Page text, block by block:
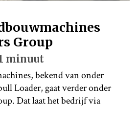
Group
minuut
bekend van onder
Loader, gaat verder onder
Dat laat het bedrijf via